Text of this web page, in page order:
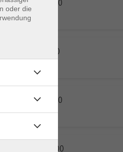
07.10.2026 10:00
16.10.2026 18:00
19.11.2026 18:00
21.01.2027 18:00
oder die